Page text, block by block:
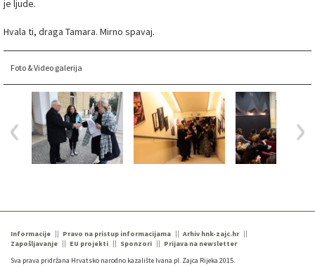
je ljude.
Hvala ti, draga Tamara. Mirno spavaj.
Foto & Video galerija
Informacije Pravo na pristup informacijama
Arhiv hnk-zajc.hr
Zapošljavanje
EU projekti Sponzori
Prijava na newsletter
Sva prava pridržana Hrvatsko narodno kazalište Ivana pl. Zajca Rijeka 2015.